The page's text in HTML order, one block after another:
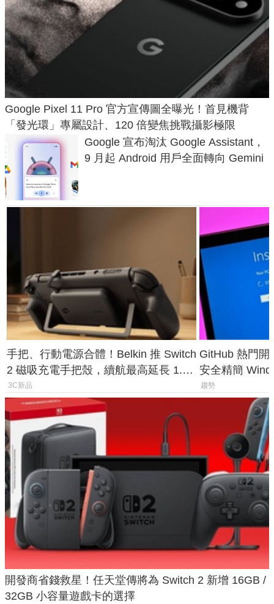
Google Pixel 11 Pro 官方宣傳圖全曝光！首見機背
「發光環」專屬設計、120 倍變焦挑戰攝影極限
Google 宣布淘汰 Google Assistant，
9 月起 Android 用戶全面轉向 Gemini
手把、行動電源合體！Belkin 推 Switch
2 磁吸充電手把殼，續航最高延長 1.5
倍
3C新品
GitHub 熱門開
安全精簡
後台追蹤
趨勢
開發商省錢救星！任天堂傳將為 Switch 2 新增 16GB /
32GB 小容量遊戲卡的選擇